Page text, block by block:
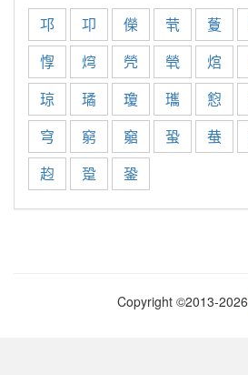
邛 卭 儝 茕 藑
惸
焪 焭 煢 熍
琼
璚 瓊 瓗 憌
穹
窮 竆 蛩 蛬
赹
跫 銎
Copyright ©2013-2026